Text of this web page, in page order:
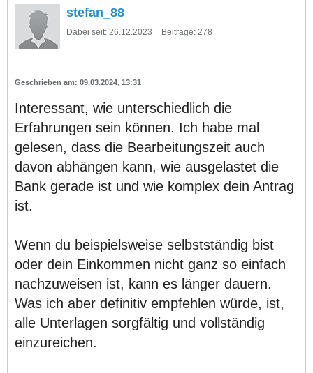
stefan_88
Dabei seit: 26.12.2023 Beiträge: 278
09.03.2024, 13:31
Interessant, wie unterschiedlich die
Erfahrungen sein können. Ich habe mal
gelesen, dass die Bearbeitungszeit auch
davon abhängen kann, wie ausgelastet die
Bank gerade ist und wie komplex dein Antrag
ist.
Wenn du beispielsweise selbstständig bist
oder dein Einkommen nicht ganz so einfach
nachzuweisen ist, kann es länger dauern.
Was ich aber definitiv empfehlen würde, ist,
alle Unterlagen sorgfältig und vollständig
einzureichen.